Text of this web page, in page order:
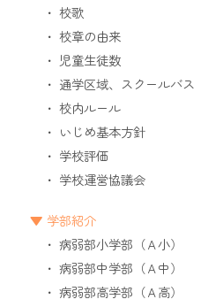
校歌
校章の由来
児童生徒数
通学区域、スクールバス
校内ルール
いじめ基本方針
学校評価
学校運営協議会
学部紹介
病弱部小学部（Ａ小）
病弱部中学部（Ａ中）
病弱部高学部（Ａ高）